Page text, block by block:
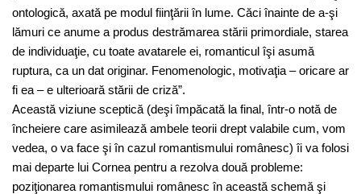
ontologică, axată pe modul fiinţării în lume. Căci înainte de a-şi
lămuri ce anume a produs destrămarea stării primordiale, starea
de individuaţie, cu toate avatarele ei, romanticul îşi asumă
ruptura, ca un dat originar. Fenomenologic, motivaţia – oricare ar
fi ea – e ulterioară stării de criză”.
Această viziune sceptică (deşi împăcată la final, într-o notă de
încheiere care asimilează ambele teorii drept valabile cum, vom
vedea, o va face şi în cazul romantismului românesc) îi va folosi
mai departe lui Cornea pentru a rezolva două probleme:
poziţionarea romantismului românesc în această schemă şi